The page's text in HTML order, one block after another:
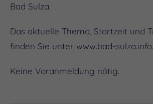
Bad Sulza.
Das aktuelle Thema, Startzeit und
finden Sie unter www.bad-sulza.info.
Keine Voranmeldung nötig.